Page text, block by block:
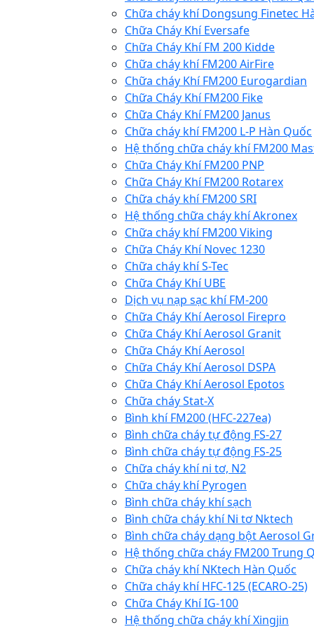
Chữa cháy khí Dongsung Finetec
Chữa Cháy Khí Eversafe
Chữa Cháy Khí FM 200 Kidde
Chữa cháy khí FM200 AirFire
Chữa cháy Khí FM200 Eurogardian
Chữa Cháy Khí FM200 Fike
Chữa Cháy Khí FM200 Janus
Chữa cháy khí FM200 L-P Hàn Quốc
Hệ thống chữa cháy khí FM200
Chữa Cháy Khí FM200 PNP
Chữa Cháy Khí FM200 Rotarex
Chữa cháy khí FM200 SRI
Hệ thống chữa cháy khí Akronex
Chữa cháy khí FM200 Viking
Chữa Cháy Khí Novec 1230
Chữa cháy khí S-Tec
Chữa Cháy Khí UBE
Dịch vụ nạp sạc khí FM-200
Chữa Cháy Khí Aerosol Firepro
Chữa Cháy Khí Aerosol Granit
Chữa Cháy Khí Aerosol
Chữa Cháy Khí Aerosol DSPA
Chữa Cháy Khí Aerosol Epotos
Chữa cháy Stat-X
Bình khí FM200 (HFC-227ea)
Bình chữa cháy tự động FS-27
Bình chữa cháy tự động FS-25
Chữa cháy khí ni tơ, N2
Chữa cháy khí Pyrogen
Bình chữa cháy khí sạch
Bình chữa cháy khí Ni tơ Nktech
Bình chữa cháy dạng bột Aerosol
Hệ thống chữa cháy FM200 Trung
Chữa cháy khí NKtech Hàn Quốc
Chữa cháy khí HFC-125 (ECARO-25)
Chữa Cháy Khí IG-100
Hệ thống chữa cháy khí Xingjin